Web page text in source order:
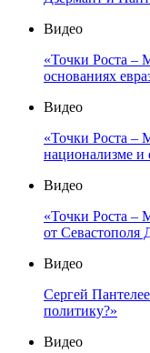
Видео
«Точки Роста –
основаниях
Видео
«Точки Роста –
национализме и
Видео
«Точки Роста –
от Севастополя
Видео
Сергей
политику?»
Видео